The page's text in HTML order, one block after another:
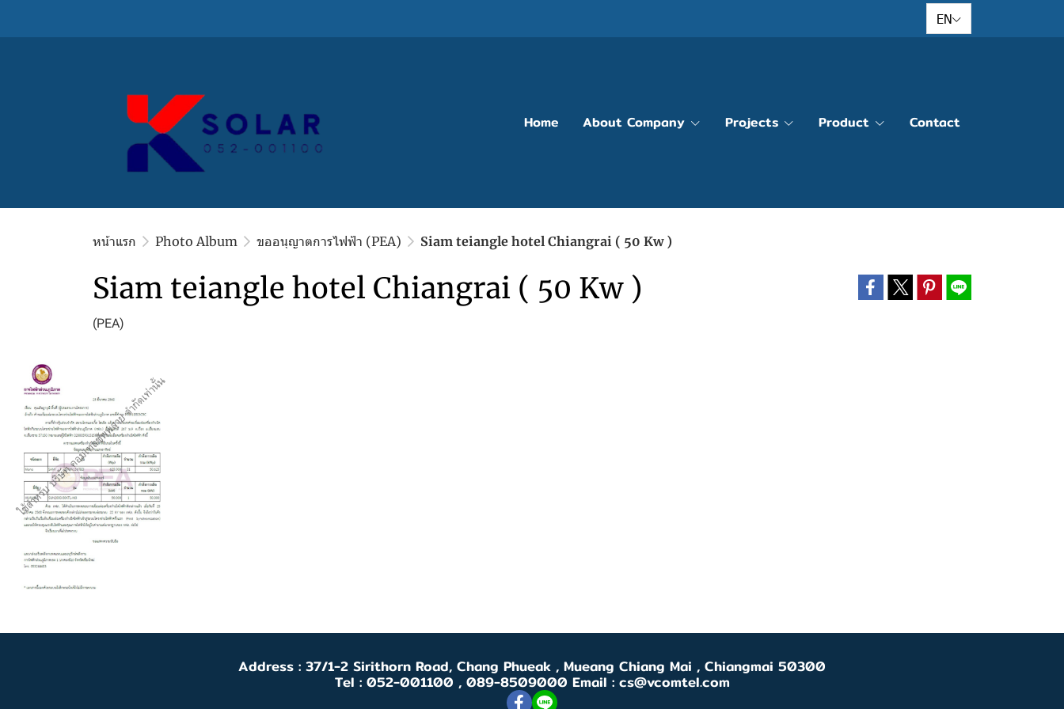
EN
Home About Company Projects Product Contact
หน้าแรก Photo Album ขออนุญาตการไฟฟ้า (PEA) Siam teiangle hotel Chiangrai ( 50 Kw )
Siam teiangle hotel Chiangrai ( 50 Kw )
(PEA)
Address : 37/1-2 Sirithorn Road, Chang Phueak , Mueang Chiang Mai , Chiangmai 50300
Tel : 052-001100 , 089-8509000 Email : cs@vcomtel.com